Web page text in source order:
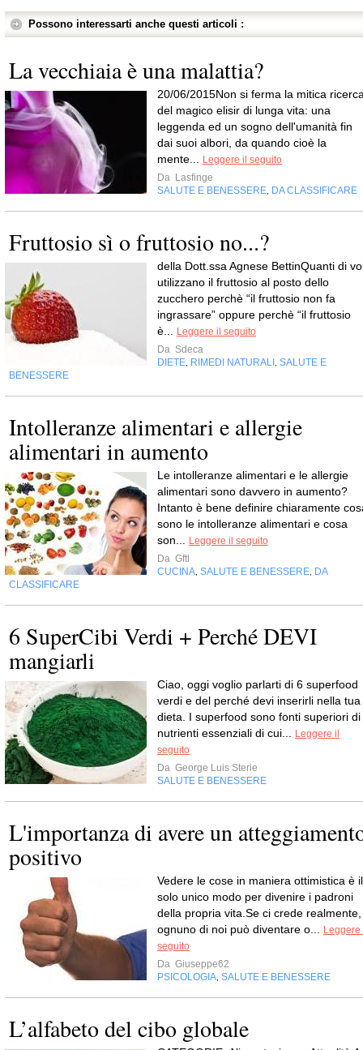
Possono interessarti anche questi articoli :
La vecchiaia è una malattia?
20/06/2015Non si ferma la mitica
del magico elisir di lunga vita: una
leggenda ed un sogno dell'umanità fin
dai suoi albori, da quando cioè la
mente...
Leggere il seguito
Da Lasfinge
SALUTE E BENESSERE DA CLASSIFICARE
Fruttosio sì o fruttosio no...?
della Dott.ssa Agnese BettinQuanti di
utilizzano il fruttosio al posto dello
zucchero perchè “il fruttosio non fa
ingrassare” oppure perchè “il fruttosio
è...
Leggere il seguito
Da Sdeca
DIETE RIMEDI NATURALI
SALUTE E
BENESSERE
Intolleranze alimentari e allergie
alimentari in aumento
Le intolleranze alimentari e le allergie
alimentari sono davvero in aumento?
Intanto è bene definire chiaramente
sono le intolleranze alimentari e cosa
son...
Leggere il seguito
Da Gftl
CUCINA SALUTE E BENESSERE DA
CLASSIFICARE
6 SuperCibi Verdi + Perché DEVI
mangiarli
Ciao, oggi voglio parlarti di 6 superfood
verdi e del perché devi inserirli nella tua
dieta. I superfood sono fonti superiori di
nutrienti essenziali di cui...
Leggere il
seguito
Da George Luis Sterie
SALUTE E BENESSERE
L'importanza di avere un
positivo
Vedere le cose in maniera ottimistica è il
solo unico modo per divenire i padroni
della propria vita.Se ci crede realmente,
ognuno di noi può diventare o...
Leggere
seguito
Da Giuseppe62
PSICOLOGIA SALUTE E BENESSERE
L’alfabeto del cibo globale